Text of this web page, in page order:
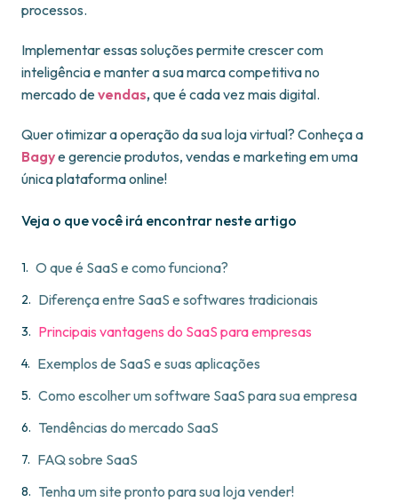
processos.
Implementar essas soluções permite crescer com
inteligência e manter a sua marca competitiva no
mercado devendas, que é cada vez mais digital.
Quer otimizar a operação da sua loja virtual? Conheça a
Bagye gerencie produtos, vendas e marketing em uma
única plataforma online!
Veja o que você irá encontrar neste artigo
O que é SaaS e como funciona?
Diferença entre SaaS e softwares tradicionais
Principais vantagens do SaaS para empresas
Exemplos de SaaS e suas aplicações
Como escolher um software SaaS para sua empresa
Tendências do mercado SaaS
FAQ sobre SaaS
Tenha um site pronto para sua loja vender!